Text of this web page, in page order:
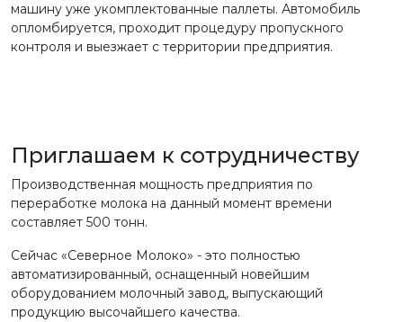
машину уже укомплектованные паллеты. Автомобиль
опломбируется, проходит процедуру пропускного
контроля и выезжает с территории предприятия.
Приглашаем к сотрудничеству
Производственная мощность предприятия по
переработке молока на данный момент времени
составляет 500 тонн.
Сейчас «Северное Молоко» - это полностью
автоматизированный, оснащенный новейшим
оборудованием молочный завод, выпускающий
продукцию высочайшего качества.